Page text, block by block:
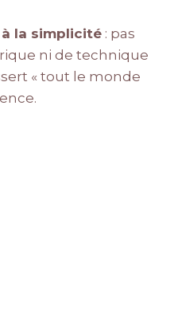
la simplicité : pas
ni de technique
« tout le monde